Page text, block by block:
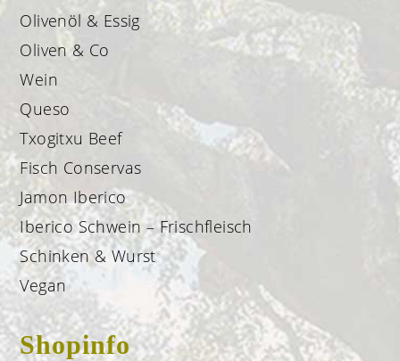
Olivenöl & Essig
Oliven & Co
Wein
Queso
Txogitxu Beef
Fisch Conservas
Jamon Iberico
Iberico Schwein – Frischfleisch
Schinken & Wurst
Vegan
Shopinfo